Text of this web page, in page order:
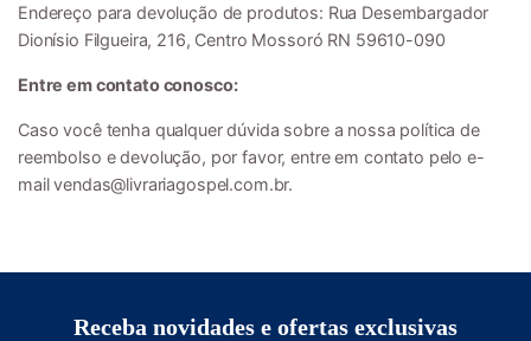
Endereço para devolução de produtos: Rua Desembargador
Dionísio Filgueira, 216, Centro Mossoró RN 59610-090
Entre em contato conosco:
Caso você tenha qualquer dúvida sobre a nossa política de
reembolso e devolução, por favor, entre em contato pelo e-
mailvendas@livrariagospel.com.br.
Receba novidades e ofertas exclusivas